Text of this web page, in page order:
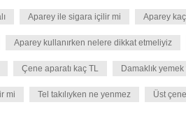
Aparey ile sigara içilir mi Aparey
Aparey kullanırken nelere dikkat etmeliyiz
Çene aparatı kaç TL Damaklık yemek
mi Tel takılıyken ne yenmez Üst